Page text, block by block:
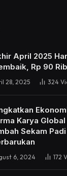
April 2025
Rp 90
28, 2025 324
Karya
Sekam
6, 2024 172